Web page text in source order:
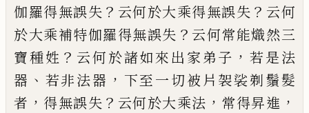
伽羅得無誤失 ？ 云何於大乘得無誤失 ？ 云何
於大乘補特伽羅得無誤失 ？ 云何常能熾然三
寶種姓 ？ 云何於諸如來出家弟子 ， 若是法
器 、 若非法器 ， 下至一切被片袈裟剃鬚髮
者 ， 得無誤失 ？ 云何於大乘法 ， 常得昇進 ，